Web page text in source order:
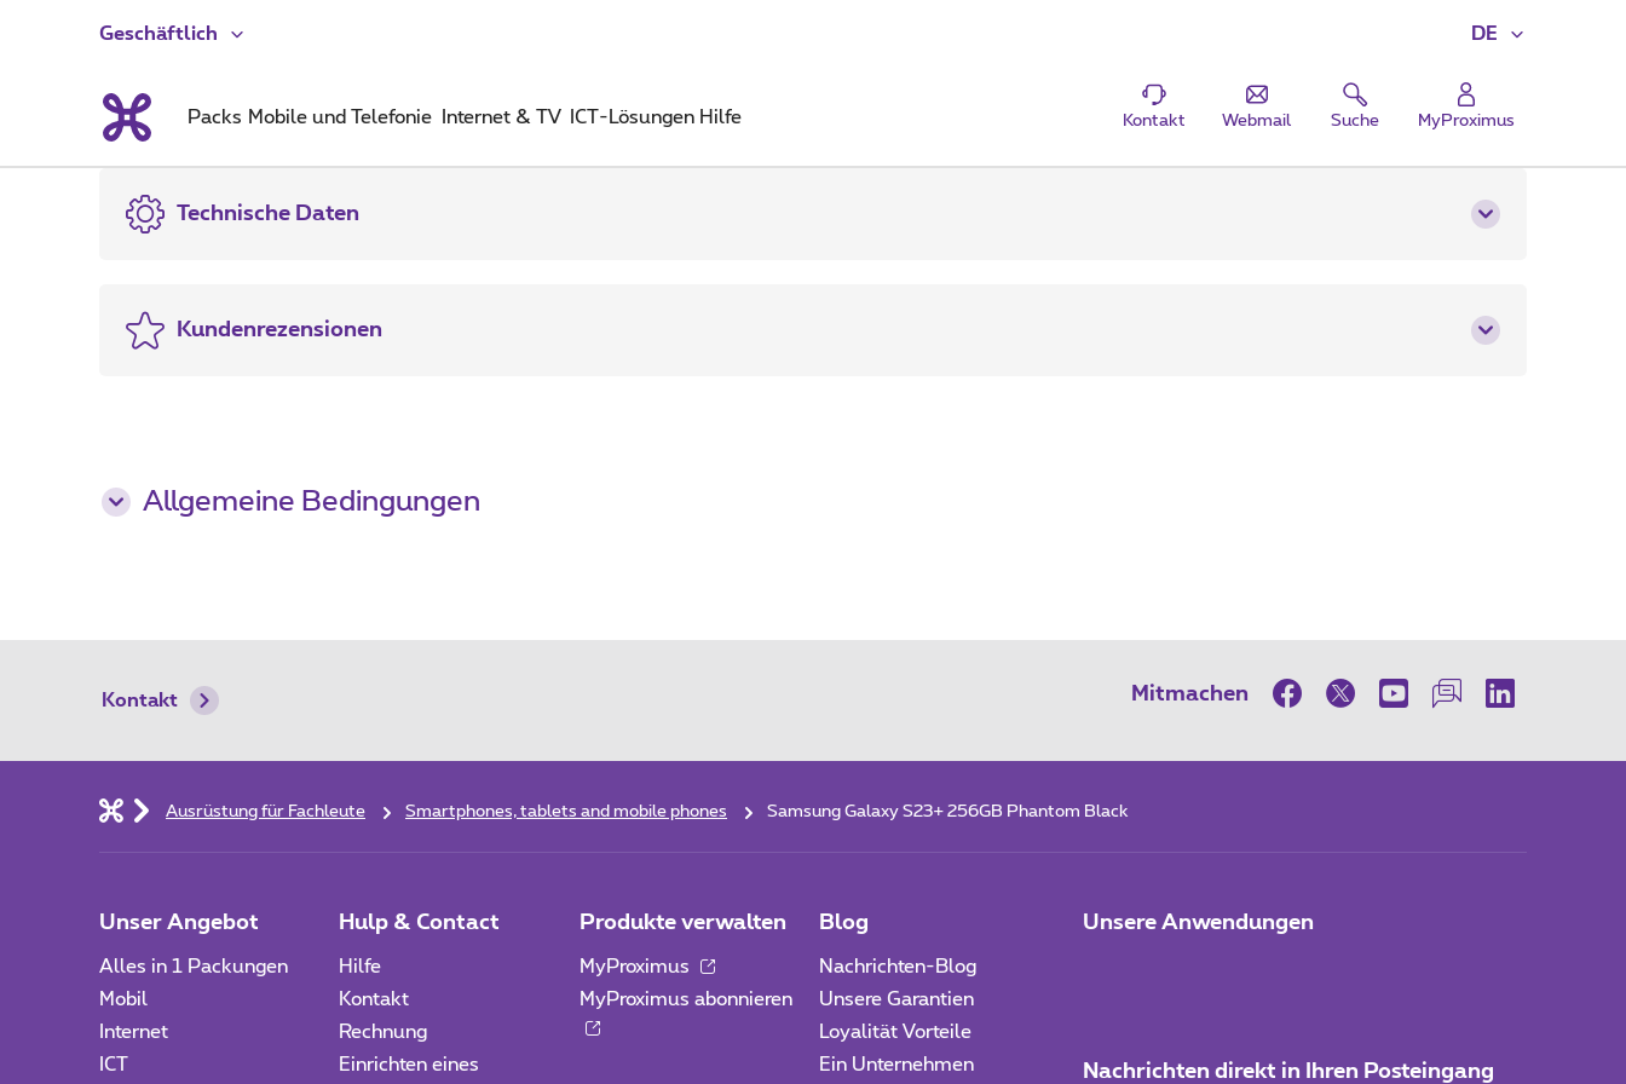
DE
Geschäftlich
Packs Mobile und Telefonie Internet & TV ICT-Lösungen Hilfe Kontakt Webmail Suche MyProximus
Technische Daten
Kundenrezensionen
Allgemeine Bedingungen
Kontakt Mitmachen
Ausrüstung für Fachleute Smartphones, tablets and mobile phones Samsung Galaxy S23+ 256GB Phantom Black
Unser Angebot
Alles in 1 Packungen
Mobil
Internet
ICT
Hulp & Contact
Hilfe
Kontakt
Rechnung
Einrichten eines
Produkte verwalten
MyProximus
MyProximus abonnieren
Blog
Nachrichten-Blog
Unsere Garantien
Loyalität Vorteile
Ein Unternehmen
Unsere Anwendungen
Nachrichten direkt in Ihren Posteingang